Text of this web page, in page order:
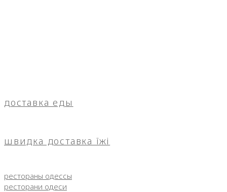
доставка еды
швидка доставка їжі
рестораны одессы
ресторани одеси